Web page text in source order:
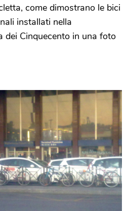
come dimostrano le bici
installati nella
dei Cinquecento in una foto